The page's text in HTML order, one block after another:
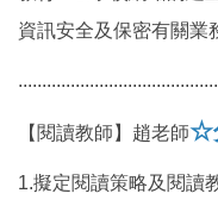
資訊安全及保密有關業
【閱讀教師】趙老師☆
1.擬定閱讀策略及閱